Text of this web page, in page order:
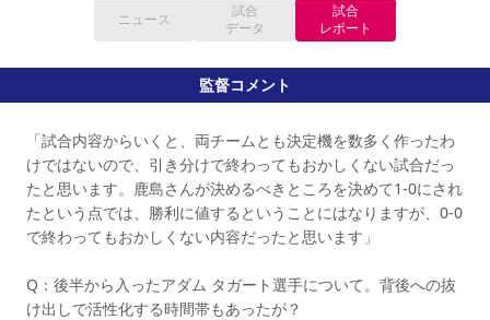
よくある質問
スポーツクラブ
関連団体/施設
長居公園 セレッソフットサルパーク セレッソフットサルパーク長居
セレッソ大阪アカデミー
子供のサッカースクール
大人のサッカースクール
その他スポーツクラブ
ニュース
試合
データ
試合
レポート
監督コメント
「試合内容からいくと、両チームとも決定機を数多く作ったわ
けではないので、引き分けで終わってもおかしくない試合だっ
たと思います。鹿島さんが決めるべきところを決めて1-0にされ
たという点では、勝利に値するということにはなりますが、0-0
で終わってもおかしくない内容だったと思います」
Q：後半から入ったアダム タガート選手について。背後への抜
け出しで活性化する時間帯もあったが？